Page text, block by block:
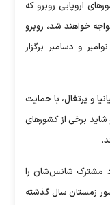
اروپایی روبرو که
خواهند شد، روبرو
و دسامبر برگزار
و پرتغال، با حمایت
و شاید برخی از کشورهای
مشترک شانس‌شان را
این دو کشور زمستان سال گذشته